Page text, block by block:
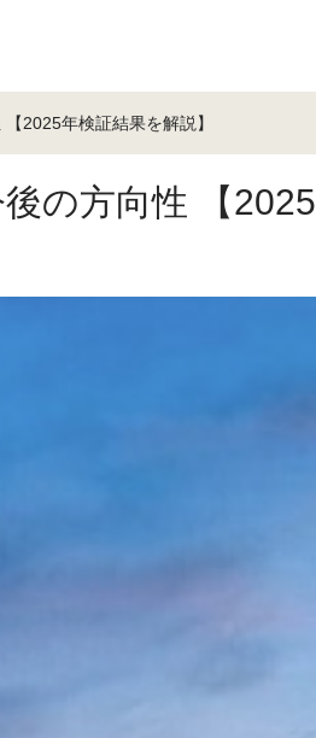
2025年検証結果を解説】
の方向性 【2025